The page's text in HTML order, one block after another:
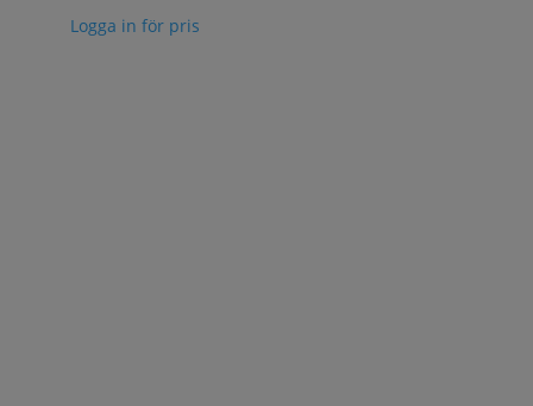
Logga in för pris